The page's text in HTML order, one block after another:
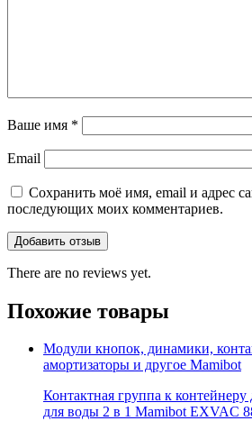
Ваше имя *
Email
Сохранить моё имя, email и адрес
последующих моих комментариев.
There are no reviews yet.
Похожие товары
Модули кнопок, динамики,
амортизаторы и другое Mamibot
Контактная группа к
для воды 2 в 1 Mamibot EXVAC